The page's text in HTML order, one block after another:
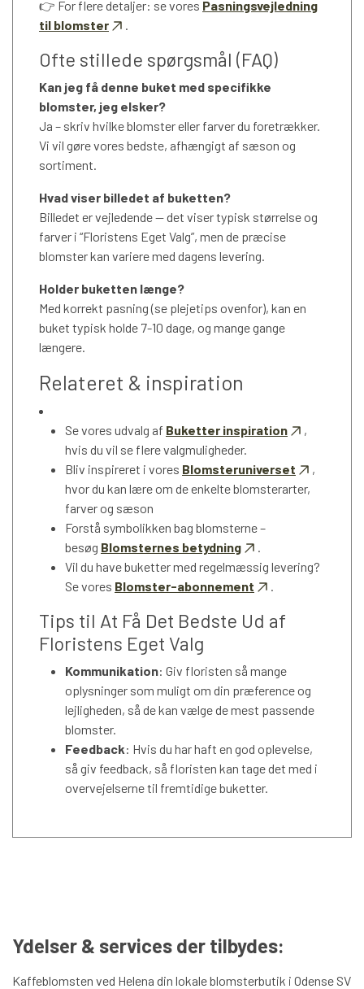
👉 For flere detaljer: se vores Pasningsvejledning
til blomster
Ofte stillede spørgsmål (FAQ)
Kan jeg få denne buket med specifikke
blomster, jeg elsker?
Ja – skriv hvilke blomster eller farver du foretrækker.
Vi vil gøre vores bedste, afhængigt af sæson og
sortiment.
Hvad viser billedet af buketten?
Billedet er vejledende — det viser typisk størrelse og
farver i “Floristens Eget Valg”, men de præcise
blomster kan variere med dagens levering.
Holder buketten længe?
Med korrekt pasning (se plejetips ovenfor), kan en
buket typisk holde 7-10 dage, og mange gange
længere.
Relateret & inspiration
Se vores udvalg af Buketter inspiration
,
hvis du vil se flere valgmuligheder.
Bliv inspireret i vores Blomsteruniverset
,
hvor du kan lære om de enkelte blomsterarter,
farver og sæson
Forstå symbolikken bag blomsterne –
besøg Blomsternes betydning
Vil du have buketter med regelmæssig levering?
Se vores Blomster-abonnement
Tips til At Få Det Bedste Ud af
Floristens Eget Valg
Kommunikation: Giv floristen så mange
oplysninger som muligt om din præference og
lejligheden, så de kan vælge de mest passende
blomster.
Feedback: Hvis du har haft en god oplevelse,
så giv feedback, så floristen kan tage det med i
overvejelserne til fremtidige buketter.
Ydelser & services der tilbydes:
Kaffeblomsten ved Helena din lokale blomsterbutik i Odense SV